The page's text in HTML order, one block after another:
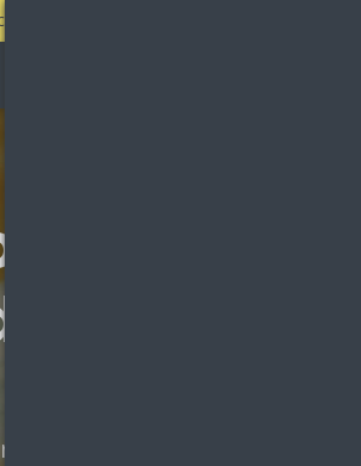
é fazer a sua empresa vender todos os dias!
em
e aumente sua força